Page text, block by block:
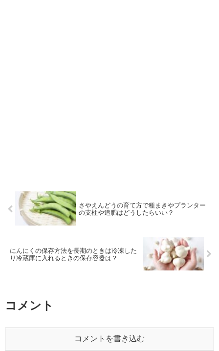
さやえんどうの育て方で種まきやプランター
の支柱や追肥はどうしたらいい？
にんにくの保存方法を長期のときは冷凍した
り冷蔵庫に入れるときの保存容器は？
コメント
コメントを書き込む